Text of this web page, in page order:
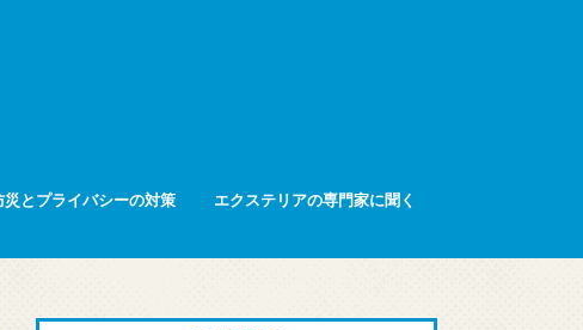
災とプライバシーの対策
エクステリアの専門家に聞く